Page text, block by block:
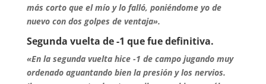
más corto que el mío y lo falló, poniéndome yo de
nuevo con dos golpes de ventaja».
Segunda vuelta de -1 que fue definitiva.
«En la segunda vuelta hice -1 de campo jugando muy
ordenado aguantando bien la presión y los nervios.